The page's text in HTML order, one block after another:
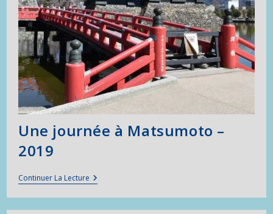
Une journée à Matsumoto –
2019
Continuer La LectureUne
Journée
À
Matsumoto